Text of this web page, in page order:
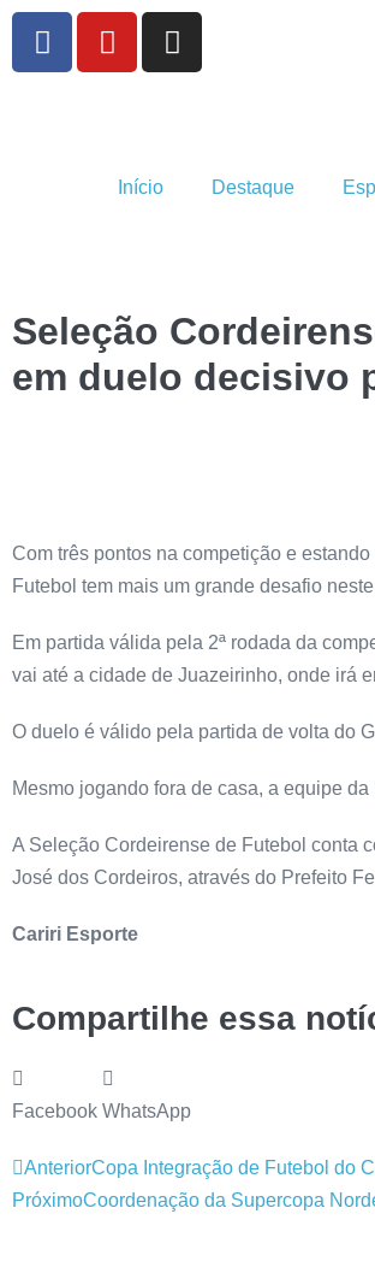
Início Destaque
Seleção
em duelo decisivo
Com três pontos na competição e
Futebol tem mais um grande desafio
Em partida válida pela 2ª rodada da
vai até a cidade de Juazeirinho, onde irá
O duelo é válido pela partida de volta do
Mesmo jogando fora de casa, a equipe
A Seleção Cordeirense de Futebol conta
José dos Cordeiros, através do Prefeito
Cariri Esporte
Compartilhe essa
Facebook WhatsApp
AnteriorCopa Integração de Futebol do
PróximoCoordenação da Supercopa